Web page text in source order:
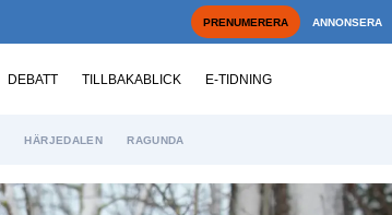
PRENUMERERA ANNONSERA
DEBATT TILLBAKABLICK E-TIDNING
HÄRJEDALEN RAGUNDA